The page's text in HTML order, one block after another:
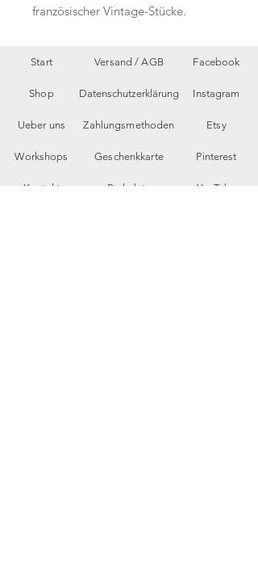
französischer Vintage-Stücke.
Start
Shop
Ueber uns
Workshops
Kontakt
Versand /AGB
Datenschutzerklärung
Zahlungsmethoden
Geschenkkarte
Parkplatz
Facebook
Instagram
Etsy
Pinterest
YouTube